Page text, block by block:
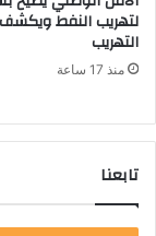
لتهريب النفط
التهريب
منذ 17 ساعة
تابعنا